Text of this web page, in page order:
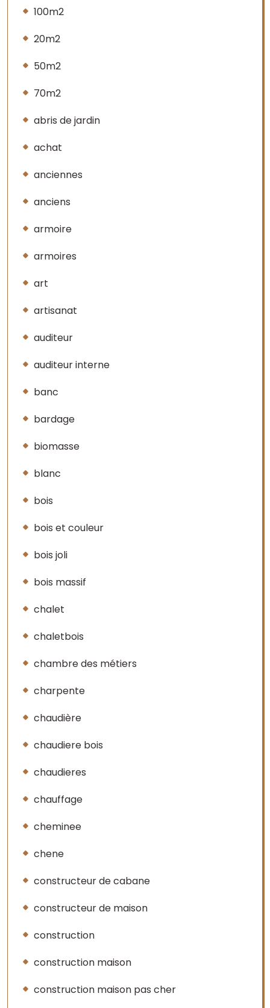
100m2
20m2
50m2
70m2
abris de jardin
achat
anciennes
anciens
armoire
armoires
art
artisanat
auditeur
auditeur interne
banc
bardage
biomasse
blanc
bois
bois et couleur
bois joli
bois massif
chalet
chaletbois
chambre des métiers
charpente
chaudière
chaudiere bois
chaudieres
chauffage
cheminee
chene
constructeur de cabane
constructeur de maison
construction
construction maison
construction maison pas cher